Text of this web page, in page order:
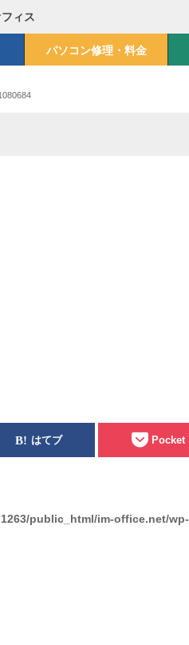
ィス
パソコン修理・料金
はてブ Pocket
public_html/im-office.net/wp-